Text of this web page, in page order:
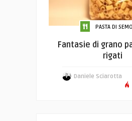
PASTA DI
Fantasie di grano
rigati
Daniele Sciarotta